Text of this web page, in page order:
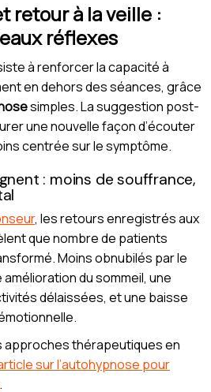
retour à la veille :
réflexes
à renforcer la capacité à
en dehors des séances, grâce
simples. La suggestion post-
une nouvelle façon d’écouter
centrée sur le symptôme.
: moins de souffrance,
, les retours enregistrés aux
que nombre de patients
Moins obnubilés par le
du sommeil, une
délaissées, et une baisse
approches thérapeutiques en
sur l’autohypnose pour
.